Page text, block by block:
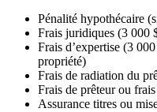
Pénalité hypothécaire
Frais juridiques (3 000
Frais d’expertise (3
propriété)
Frais de radiation du
Frais de prêteur ou
Assurance titres ou